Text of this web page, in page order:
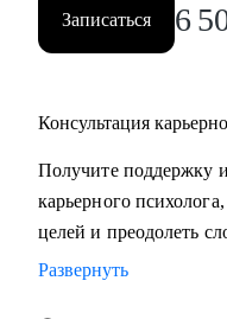
Записаться 6
Консультация
Получите поддержку
карьерного
целей и преодолеть
Развернуть